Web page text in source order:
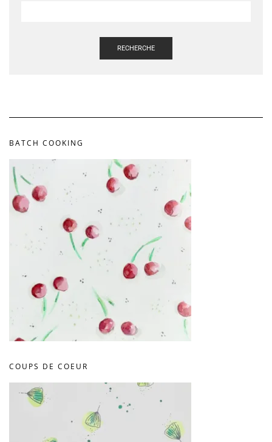
RECHERCHE
BATCH COOKING
COUPS DE COEUR